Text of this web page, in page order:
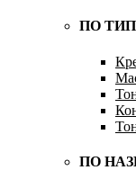
ПО
ПО